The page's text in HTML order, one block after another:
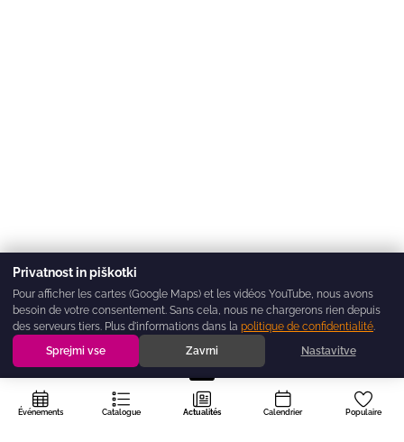
Événements Catalogue Actualités Calendrier Populaire
Privatnost in piškotki
Pour afficher les cartes (Google Maps) et les vidéos YouTube, nous avons
besoin de votre consentement. Sans cela, nous ne chargerons rien depuis
des serveurs tiers. Plus d'informations dans la politique de confidentialité.
Sprejmi vse
Zavrni Nastavitve